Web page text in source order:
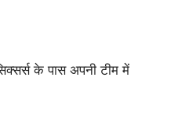
के पास अपनी टीम में